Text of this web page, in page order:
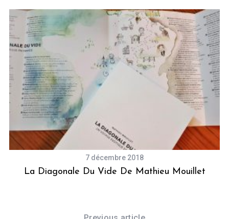
7 décembre 2018
La Diagonale Du Vide De Mathieu Mouillet